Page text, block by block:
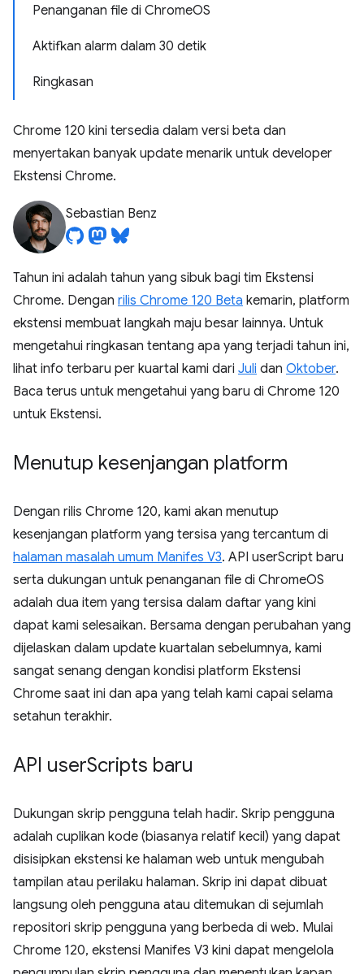
Penanganan file di ChromeOS
Aktifkan alarm dalam 30 detik
Ringkasan
Chrome 120 kini tersedia dalam versi beta dan
menyertakan banyak update menarik untuk developer
Ekstensi Chrome.
Sebastian Benz
Tahun ini adalah tahun yang sibuk bagi tim Ekstensi
Chrome. Dengan rilis Chrome 120 Beta kemarin, platform
ekstensi membuat langkah maju besar lainnya. Untuk
mengetahui ringkasan tentang apa yang terjadi tahun ini,
lihat info terbaru per kuartal kami dari Juli dan Oktober.
Baca terus untuk mengetahui yang baru di Chrome 120
untuk Ekstensi.
Menutup kesenjangan platform
Dengan rilis Chrome 120, kami akan menutup
kesenjangan platform yang tersisa yang tercantum di
halaman masalah umum Manifes V3. API userScript baru
serta dukungan untuk penanganan file di ChromeOS
adalah dua item yang tersisa dalam daftar yang kini
dapat kami selesaikan. Bersama dengan perubahan yang
dijelaskan dalam update kuartalan sebelumnya, kami
sangat senang dengan kondisi platform Ekstensi
Chrome saat ini dan apa yang telah kami capai selama
setahun terakhir.
API userScripts baru
Dukungan skrip pengguna telah hadir. Skrip pengguna
adalah cuplikan kode (biasanya relatif kecil) yang dapat
disisipkan ekstensi ke halaman web untuk mengubah
tampilan atau perilaku halaman. Skrip ini dapat dibuat
langsung oleh pengguna atau ditemukan di sejumlah
repositori skrip pengguna yang berbeda di web. Mulai
Chrome 120, ekstensi Manifes V3 kini dapat mengelola